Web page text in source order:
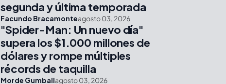
segunda y última temporada
Facundo Bracamonteagosto 03, 2026
"Spider-Man: Un nuevo día"
supera los $1.000 millones de
dólares y rompe múltiples
récords de taquilla
Morde Gumballagosto 03, 2026